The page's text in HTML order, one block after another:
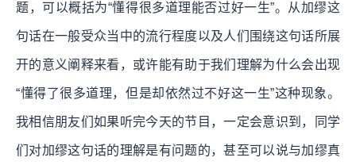
题，可以概括为“懂得很多道理能否过好一生”。从加缪这
句话在一般受众当中的流行程度以及人们围绕这句话所展
开的意义阐释来看，或许能有助于我们理解为什么会出现
“懂得了很多道理，但是却依然过不好这一生”这种现象。
我相信朋友们如果听完今天的节目，一定会意识到，同学
们对加缪这句话的理解是有问题的，甚至可以说与加缪真